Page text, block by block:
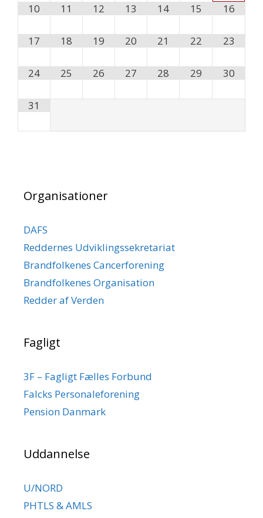
10 11 12 13 14 15 16
17 18 19 20 21 22 23
24 25 26 27 28 29 30
31
Organisationer
DAFS
Reddernes Udviklingssekretariat
Brandfolkenes Cancerforening
Brandfolkenes Organisation
Redder af Verden
Fagligt
3F – Fagligt Fælles Forbund
Falcks Personaleforening
Pension Danmark
Uddannelse
U/NORD
PHTLS & AMLS